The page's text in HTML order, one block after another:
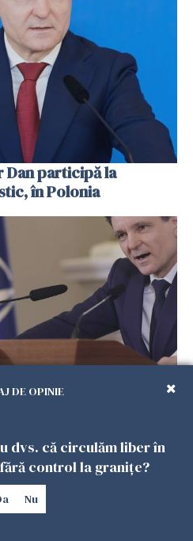
participă la
în Polonia
DE OPINIE
dvs. că circulăm liber în
control la granițe?
Nu